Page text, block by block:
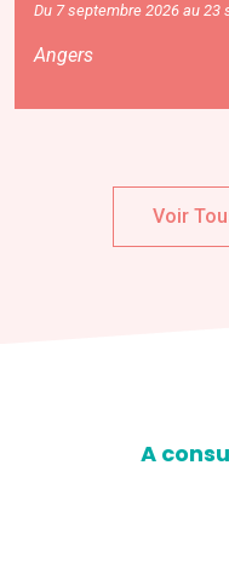
Du 7 septembre 2026 au 23
Angers
Voir
A